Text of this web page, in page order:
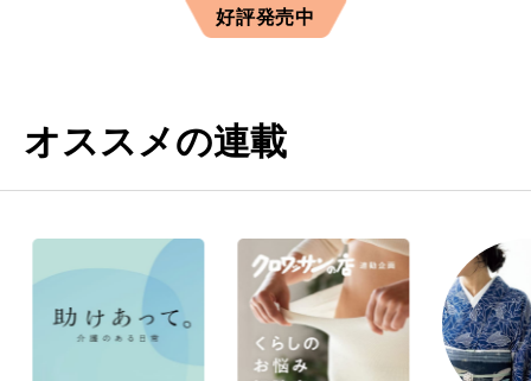
好評発売中
オススメの連載